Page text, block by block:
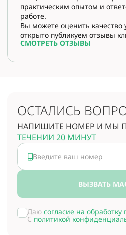
практическим опытом и
работе.
Вы можете оценить качество
открыто публикуем отзывы
СМОТРЕТЬ ОТЗЫВЫ
ОСТАЛИСЬ
НАПИШИТЕ НОМЕР И МЫ
ТЕЧЕНИИ 20 МИНУТ
ВЫЗВАТЬ
Даю согласие на
С политикой